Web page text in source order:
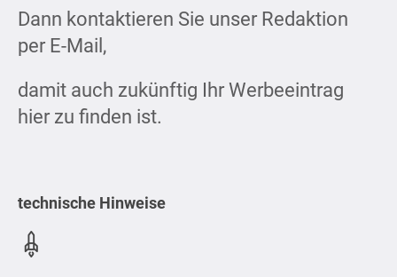
Dann kontaktieren Sie unser Redaktion
per E-Mail,
damit auch zukünftig Ihr Werbeeintrag
hier zu finden ist.
technische Hinweise